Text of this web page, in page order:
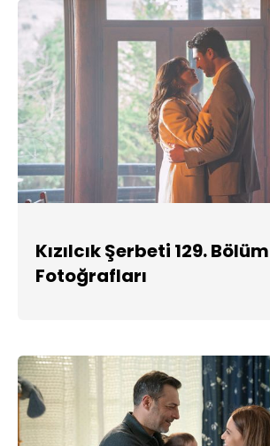
Kızılcık Şerbeti 129. Bölüm
Fotoğrafları